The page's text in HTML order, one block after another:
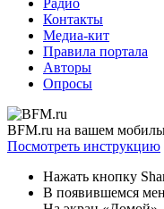
Радио
Контакты
Медиа-кит
Правила портала
Авторы
Опросы
BFM.ru на вашем
Посмотреть инструкцию
Нажать кнопку
В появившемся